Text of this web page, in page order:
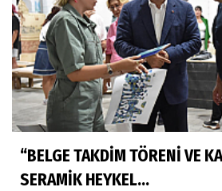
“BELGE TAKDİM TÖRENİ VE
SERAMİK HEYKEL...